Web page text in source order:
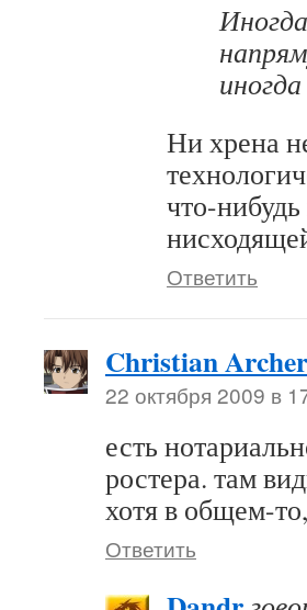
Ни хрена
что-
Ответить
Christian Archer
22 октября 2009 в
есть
ростера. там
хотя в общем-
Ответить